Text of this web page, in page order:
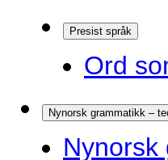
Presist språk
Ord
Nynorsk grammatikk –
Nynorsk